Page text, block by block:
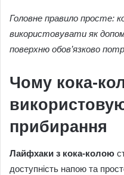
Головне правило просте:
використовувати як
поверхню обов’язково
Чому кока-
прибирання
Лайфхаки з кока-колою
доступність напою та